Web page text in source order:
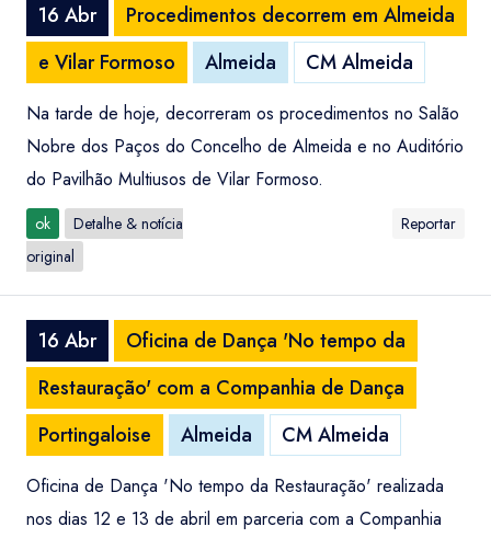
16 Abr
Procedimentos decorrem em Almeida
e Vilar Formoso
Almeida CM Almeida
Na tarde de hoje, decorreram os procedimentos no Salão
Nobre dos Paços do Concelho de Almeida e no Auditório
do Pavilhão Multiusos de Vilar Formoso.
ok
Detalhe & notícia
original
Reportar
16 Abr
Oficina de Dança 'No tempo da
Restauração' com a Companhia de Dança
Portingaloise
Almeida CM Almeida
Oficina de Dança 'No tempo da Restauração' realizada
nos dias 12 e 13 de abril em parceria com a Companhia